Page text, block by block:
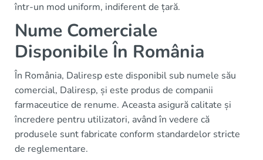
într-un mod uniform, indiferent de țară.
Nume Comerciale
Disponibile În România
În România, Daliresp este disponibil sub numele său
comercial, Daliresp, și este produs de companii
farmaceutice de renume. Aceasta asigură calitate și
încredere pentru utilizatori, având în vedere că
produsele sunt fabricate conform standardelor stricte
de reglementare.